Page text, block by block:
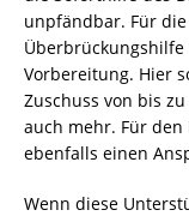
unpfändbar. Für
Vorbereitung. Hier
Zuschuss von bis
auch mehr. Für
ebenfalls einen
Wenn diese